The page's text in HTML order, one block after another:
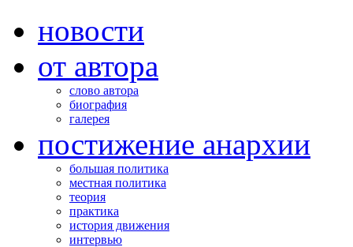
новости
от автора
слово автора
биография
галерея
постижение анархии
большая политика
местная политика
теория
практика
история движения
интервью